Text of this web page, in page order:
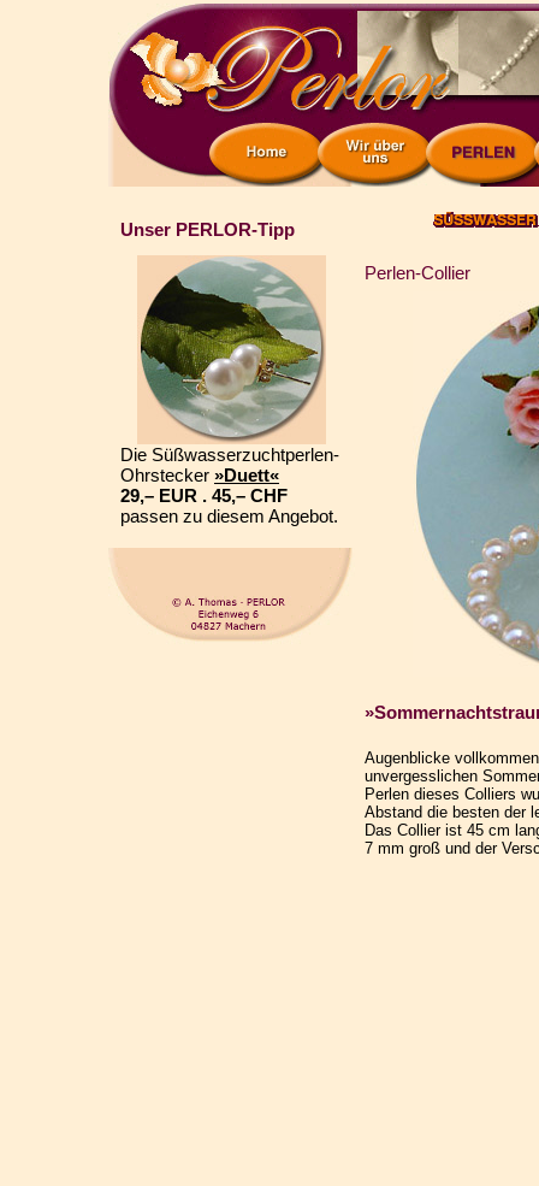
Unser PERLOR-Tipp
Die Süßwasserzuchtperlen-
Ohrstecker »Duett«
29,– EUR . 45,– CHF
passen zu diesem Angebot.
Perlen-Collier
Augenblicke
unvergesslichen
Perlen dieses Colliers
Abstand die besten der
Das Collier ist 45 cm
7 mm groß und der